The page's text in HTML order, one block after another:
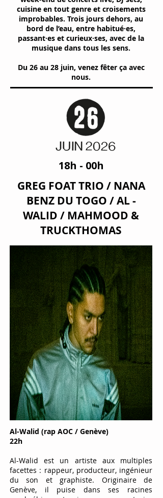
cuisine en tout genre et croisements
improbables. Trois jours dehors, au
bord de l’eau, entre habitué·es,
passant·es et curieux·ses, avec de la
musique dans tous les sens.
Du 26 au 28 juin, venez fêter ça avec
nous.
18h - 00h
GREG FOAT TRIO / NANA
BENZ DU TOGO / AL -
WALID / MAHMOOD &
TRUCKTHOMAS
Al-Walid (rap AOC / Genève)
22h
Al-Walid est un artiste aux multiples
facettes : rappeur, producteur, ingénieur
du son et graphiste. Originaire de
Genève, il puise dans ses racines